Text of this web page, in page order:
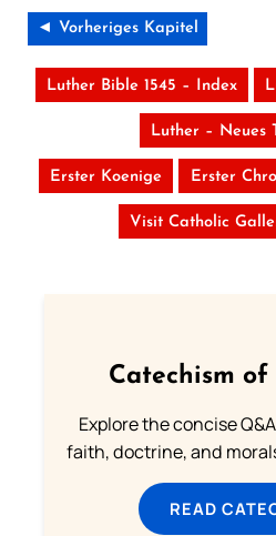
◄ Vorheriges Kapitel
Luther Bible 1545 – Index
Luther – Neues
Erster Koenige Erster
Visit Catholic
Catechism of
Explore the concise
faith, doctrine, and
READ